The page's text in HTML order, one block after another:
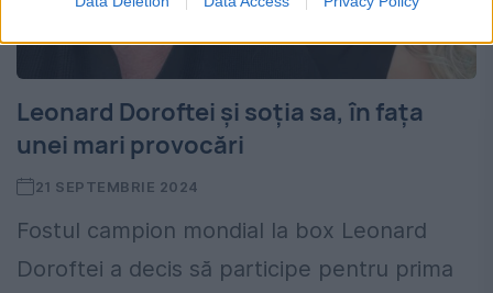
Leonard Doroftei și soția sa, în fața
unei mari provocări
21 SEPTEMBRIE 2024
Fostul campion mondial la box Leonard
Doroftei a decis să participe pentru prima